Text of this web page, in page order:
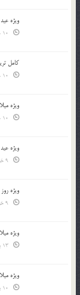
ویژه
کامل
ویژه
ویژه
ویژه
ویژه
ویژه